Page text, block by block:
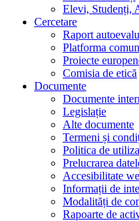
Elevi, Studenți,
Cercetare
Raport
Platforma
Proiecte
Comisia de etică
Documente
Documente
Legislație
Alte documente
Termeni și
Politica de
Prelucrarea
Accesibilitate
Informații de
Modalități de
Rapoarte de